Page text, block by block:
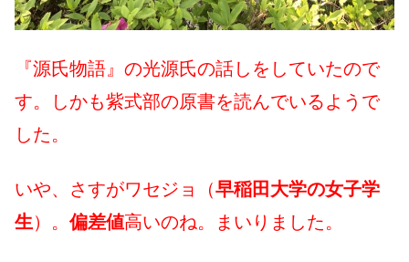
『源氏物語』の光源氏の話しをしていたので
す。しかも紫式部の原書を読んでいるようで
した。
いや、さすがワセジョ（早稲田大学の女子学
生）。偏差値高いのね。まいりました。